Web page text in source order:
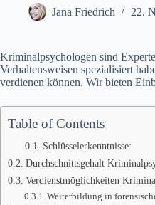
Jana Friedrich 22.
Kriminalpsychologen sind
Verhaltensweisen spezialisiert
verdienen können. Wir bieten
Table of Contents
Schlüsselerkenntnisse:
Durchschnittsgehalt
Verdienstmöglichkeiten
Weiterbildung in